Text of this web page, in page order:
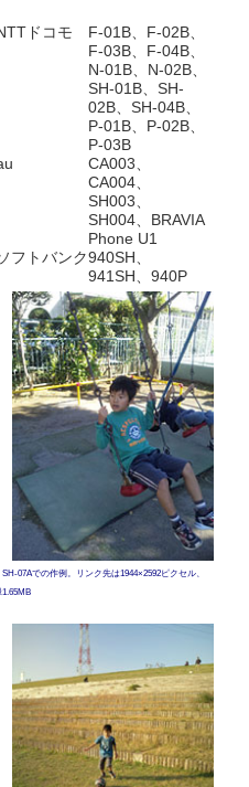
ドコモ
F-01B、F-02B、
F-03B、F-04B、
N-01B、N-02B、
SH-01B、SH-
02B、SH-04B、
P-01B、P-02B、
P-03B
CA003、
CA004、
SH003、
SH004、BRAVIA
Phone U1
フトバンク940SH、
941SH、940P
SH-07Aでの作例。リンク先は1944×2592ピクセル、
1.65MB